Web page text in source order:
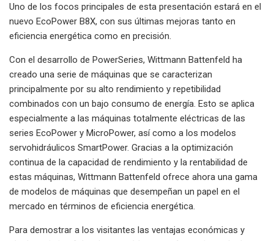
Uno de los focos principales de esta presentación estará en el
nuevo EcoPower B8X, con sus últimas mejoras tanto en
eficiencia energética como en precisión.
Con el desarrollo de PowerSeries, Wittmann Battenfeld ha
creado una serie de máquinas que se caracterizan
principalmente por su alto rendimiento y repetibilidad
combinados con un bajo consumo de energía. Esto se aplica
especialmente a las máquinas totalmente eléctricas de las
series EcoPower y MicroPower, así como a los modelos
servohidráulicos SmartPower. Gracias a la optimización
continua de la capacidad de rendimiento y la rentabilidad de
estas máquinas, Wittmann Battenfeld ofrece ahora una gama
de modelos de máquinas que desempeñan un papel en el
mercado en términos de eficiencia energética.
Para demostrar a los visitantes las ventajas económicas y